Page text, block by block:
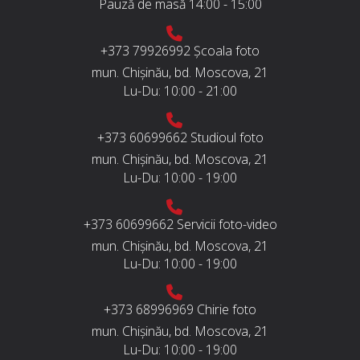
Pauză de masă 14:00 - 15:00
+373 79926992 Școala foto
mun. Chișinău, bd. Moscova, 21
Lu-Du: 10:00 - 21:00
+373 60699662 Studioul foto
mun. Chișinău, bd. Moscova, 21
Lu-Du: 10:00 - 19:00
+373 60699662 Servicii foto-video
mun. Chișinău, bd. Moscova, 21
Lu-Du: 10:00 - 19:00
+373 68996969 Chirie foto
mun. Chișinău, bd. Moscova, 21
Lu-Du: 10:00 - 19:00